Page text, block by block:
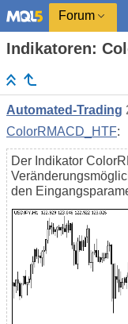
Forum
Indikatoren:
Automated-Trading
ColorRMACD_HTF:
Der Indikator
den